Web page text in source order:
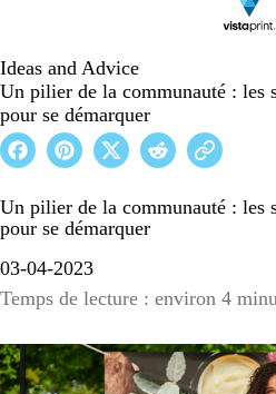
Ideas and Advice
Un pilier de la communauté : les
pour se démarquer
Un pilier de la communauté : les
pour se démarquer
03-04-2023
Temps de lecture : environ 4